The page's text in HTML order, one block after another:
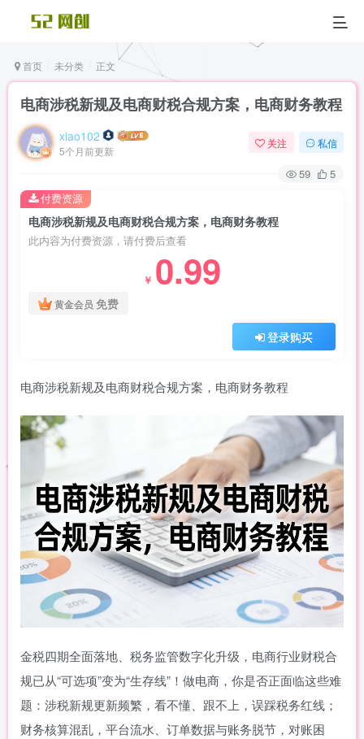
首页 未分类 正文
电商涉税新规及电商财税合规方案，电商财务教程
xiao102
5个月前更新
关注 私信
59 5
电商涉税新规及电商财税合规方案，电商财务教程
此内容为付费资源，请付费后查看
￥ 0.99
黄金会员 免费
登录购买
付费资源
电商涉税新规及电商财税合规方案，电商财务教程
金税四期全面落地、税务监管数字化升级，电商行业财税合
规已从“可选项”变为“生存线”！做电商，你是否正面临这些难
题：涉税新规更新频繁，看不懂、跟不上，误踩税务红线；
财务核算混乱，平台流水、订单数据与账务脱节，对账困